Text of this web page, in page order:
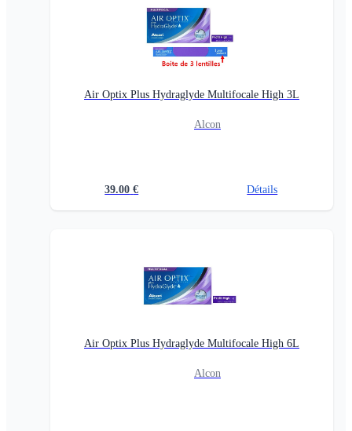
Air Optix Plus Hydraglyde Multifocale High 3L
Alcon
39.00 € Détails
Air Optix Plus Hydraglyde Multifocale High 6L
Alcon